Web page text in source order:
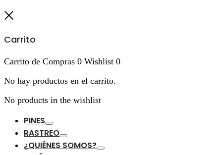
Carrito
Carrito de Compras 0 Wishlist 0
No hay productos en el carrito.
No products in the wishlist
PINES
Toggle
RASTREO
Toggle
¿QUIÉNES SOMOS?
Toggle